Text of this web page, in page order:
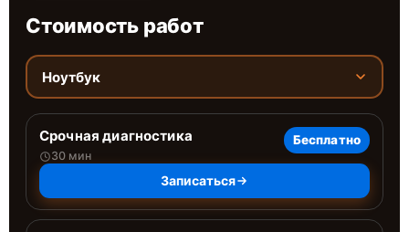
Стоимость работ
Ноутбук
Срочная диагностика
30 мин
Бесплатно
Записаться